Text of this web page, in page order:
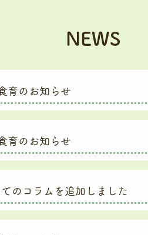
NEWS
育のお知らせ
育のお知らせ
のコラムを追加しました